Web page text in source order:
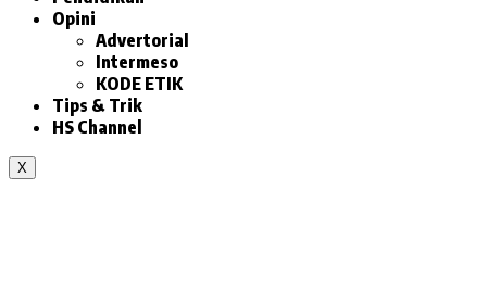
Opini
Advertorial
Intermeso
KODE ETIK
Tips & Trik
HS Channel
X